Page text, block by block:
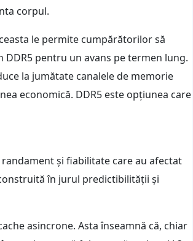
corpul.
le permite cumpărătorilor să
DDR5 pentru un avans pe termen lung.
la jumătate canalele de memorie
economică. DDR5 este opțiunea care
și fiabilitate care au afectat
în jurul predictibilității și
asincrone. Asta înseamnă că, chiar